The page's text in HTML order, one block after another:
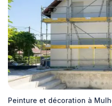
Peinture et décoration à